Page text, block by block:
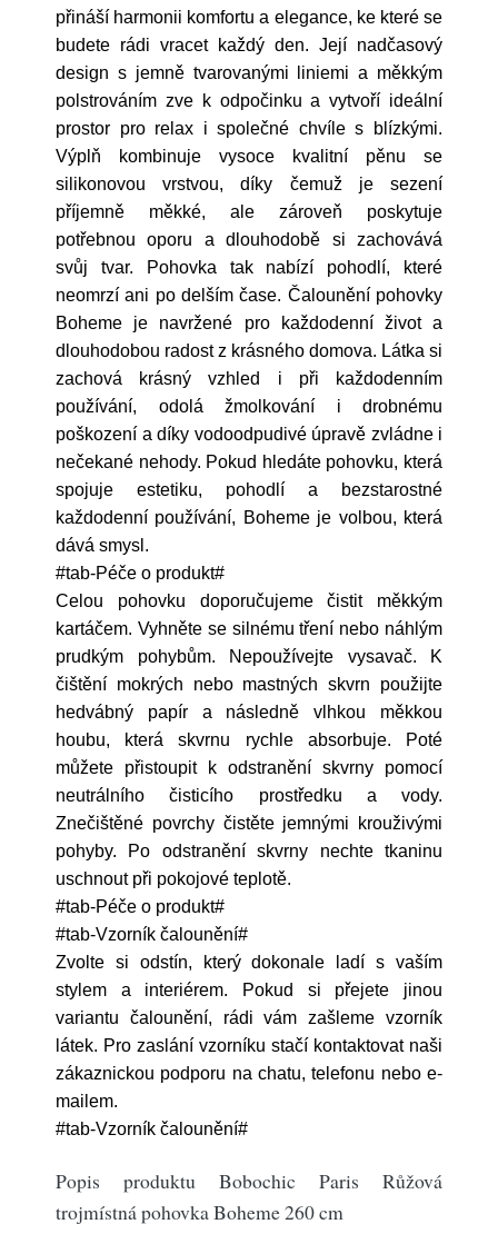
přináší harmonii komfortu a elegance, ke které se
budete rádi vracet každý den. Její nadčasový
design s jemně tvarovanými liniemi a měkkým
polstrováním zve k odpočinku a vytvoří ideální
prostor pro relax i společné chvíle s blízkými.
Výplň kombinuje vysoce kvalitní pěnu se
silikonovou vrstvou, díky čemuž je sezení
příjemně měkké, ale zároveň poskytuje
potřebnou oporu a dlouhodobě si zachovává
svůj tvar. Pohovka tak nabízí pohodlí, které
neomrzí ani po delším čase. Čalounění pohovky
Boheme je navržené pro každodenní život a
dlouhodobou radost z krásného domova. Látka si
zachová krásný vzhled i při každodenním
používání, odolá žmolkování i drobnému
poškození a díky vodoodpudivé úpravě zvládne i
nečekané nehody. Pokud hledáte pohovku, která
spojuje estetiku, pohodlí a bezstarostné
každodenní používání, Boheme je volbou, která
dává smysl.
#tab-Péče o produkt#
Celou pohovku doporučujeme čistit měkkým
kartáčem. Vyhněte se silnému tření nebo náhlým
prudkým pohybům. Nepoužívejte vysavač. K
čištění mokrých nebo mastných skvrn použijte
hedvábný papír a následně vlhkou měkkou
houbu, která skvrnu rychle absorbuje. Poté
můžete přistoupit k odstranění skvrny pomocí
neutrálního čisticího prostředku a vody.
Znečištěné povrchy čistěte jemnými krouživými
pohyby. Po odstranění skvrny nechte tkaninu
uschnout při pokojové teplotě.
#tab-Péče o produkt#
#tab-Vzorník čalounění#
Zvolte si odstín, který dokonale ladí s vaším
stylem a interiérem. Pokud si přejete jinou
variantu čalounění, rádi vám zašleme vzorník
látek. Pro zaslání vzorníku stačí kontaktovat naši
zákaznickou podporu na chatu, telefonu nebo e-
mailem.
#tab-Vzorník čalounění#
Popis produktu Bobochic Paris Růžová
trojmístná pohovka Boheme 260 cm